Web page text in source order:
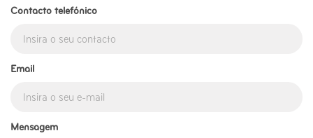
Contacto telefónico
Email
Mensagem